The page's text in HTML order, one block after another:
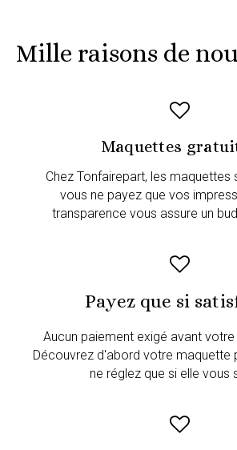
Mille raisons de
Maquettes
Chez Tonfairepart, les maquettes
vous ne payez que vos
transparence vous assure un
Payez que si
Aucun paiement exigé avant
Découvrez d'abord votre maquette
ne réglez que si elle vous